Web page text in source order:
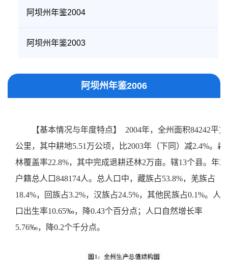
阿坝州年鉴2004
阿坝州年鉴2003
阿坝州年鉴2006
【基本情况与年度特点】
2004年，全州面积84242平方
公里，其中耕地5.51万公顷，比2003年（下同）减2.4%。森
林覆盖率22.8%，其中完成退耕还林2万亩。辖13个县。年末
户籍总人口848174人。总人口中，藏族占53.8%，羌族占
18.4%，回族占3.2%，汉族占24.5%，其他民族占0.1%。人
口出生率10.65‰，降0.43个百分点；人口自然增长率
5.76‰，降0.2个千分点。